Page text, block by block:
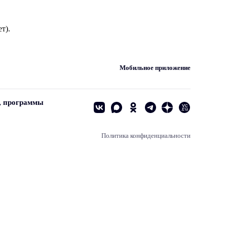
Мобильное приложение
программы
Политика конфиденциальности